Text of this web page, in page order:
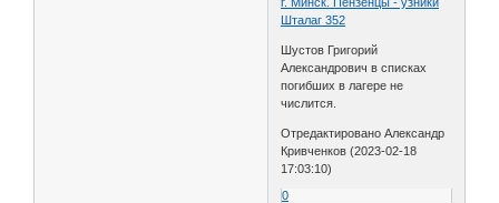
Шталаг 352
Шустов Григорий
Александрович в списках
погибших в лагере не
числится.
Отредактировано Александр
Кривченков (2023-02-18
17:03:10)
0